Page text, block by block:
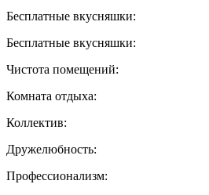
Бесплатные вкусняшки:
Бесплатные вкусняшки:
Чистота помещений:
Комната отдыха:
Коллектив:
Дружелюбность:
Профессионализм: